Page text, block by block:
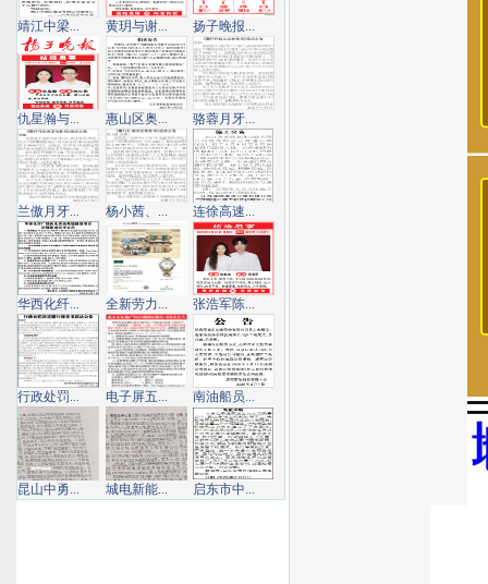
靖江中梁... 黄玥与谢... 扬子晚报...
仇星瀚与... 惠山区奥... 骆蓉月牙...
兰傲月牙... 杨小茜、... 连徐高速...
华西化纤... 全新劳力... 张浩军陈...
行政处罚... 电子屏五... 南油船员...
昆山中勇... 城电新能... 启东市中...